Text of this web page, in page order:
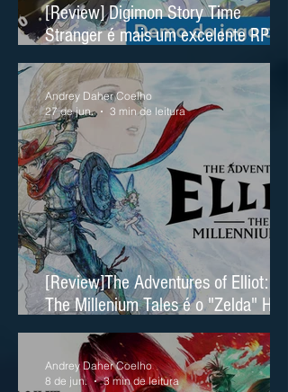
[Review] Digimon Story Time
Stranger é mais um excelente RPG
no Nintendo Switch 2
[Review]The Adventures of Elliot:
The Millenium Tales é o "Zelda" HD
2D da Square Enix
Andrey Daher Coelho
27 de jun.
3 min de leitura
Andrey Daher Coelho
8 de jun.
3 min de leitura